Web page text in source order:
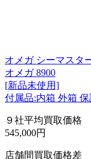
オメガ シーマスタ
オメガ 8900
[新品未使用]
付属品:内箱 外箱
９社平均買取価格
545,000円
店舗間買取価格差